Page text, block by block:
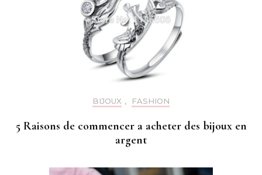
BIJOUX , FASHION
5 Raisons de commencer a acheter des bijoux en
argent